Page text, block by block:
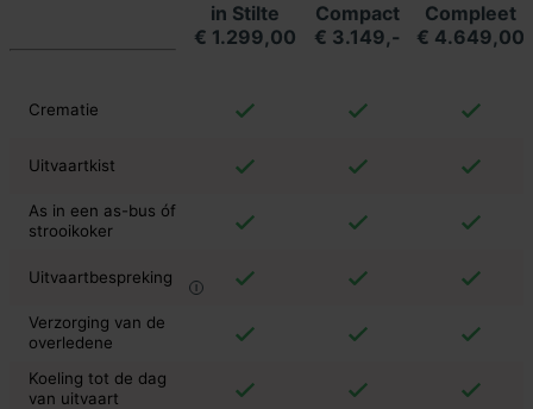
in Stilte
€ 1.299,00
Compact
€ 3.149,-
Compleet
€ 4.649,00
Crematie
Uitvaartkist
As in een as-bus óf
strooikoker
Uitvaartbespreking
Verzorging van de
overledene
Koeling tot de dag
van uitvaart